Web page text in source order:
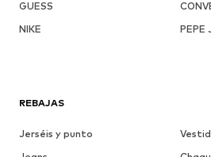
GUESS
NIKE
PEPE
REBAJAS
Jerséis y punto